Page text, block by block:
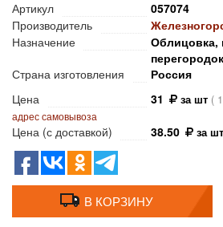
Артикул
057074
Производитель
Назначение
Облицовка,
перегородок
Страна изготовления
Россия
Цена
31 за шт (
адрес самовывоза
Цена (с доставкой) 38.50 за шт
В КОРЗИНУ